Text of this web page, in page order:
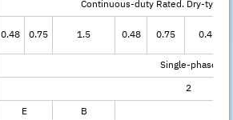
Continuous-duty Rated. Dry-type
0.48 0.75 1.5 0.48 0.75
0.4
Single-phase
2
E
B